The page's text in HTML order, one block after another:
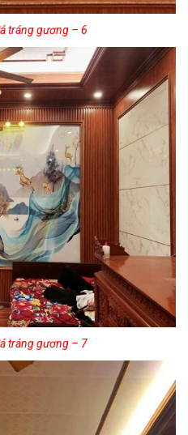
tráng gương – 6
tráng gương – 7